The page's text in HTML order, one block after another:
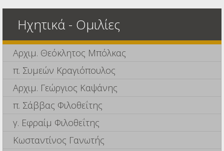
Ηχητικά - Ομιλίες
Αρχιμ. Θεόκλητος Μπόλκας
π. Συμεών Κραγιόπουλος
Αρχιμ. Γεώργιος Καψάνης
π. Σάββας Φιλοθεΐτης
γ. Εφραίμ Φιλοθεΐτης
Κωσταντίνος Γανωτής